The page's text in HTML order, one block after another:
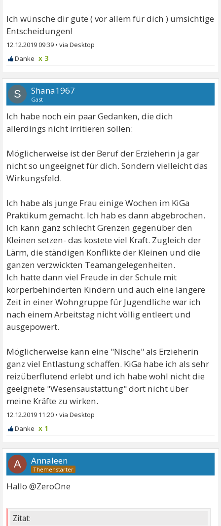
Ich wünsche dir gute ( vor allem für dich ) umsichtige
Entscheidungen!
12.12.2019 09:39 •
x 3
S Shana1967
Gast
Ich habe noch ein paar Gedanken, die dich
allerdings nicht irritieren sollen:
Möglicherweise ist der Beruf der Erzieherin ja gar
nicht so ungeeignet für dich. Sondern vielleicht das
Wirkungsfeld.
Ich habe als junge Frau einige Wochen im KiGa
Praktikum gemacht. Ich hab es dann abgebrochen.
Ich kann ganz schlecht Grenzen gegenüber den
Kleinen setzen- das kostete viel Kraft. Zugleich der
Lärm, die ständigen Konflikte der Kleinen und die
ganzen verzwickten Teamangelegenheiten.
Ich hatte dann viel Freude in der Schule mit
körperbehinderten Kindern und auch eine längere
Zeit in einer Wohngruppe für Jugendliche war ich
nach einem Arbeitstag nicht völlig entleert und
ausgepowert.
Möglicherweise kann eine "Nische" als Erzieherin
ganz viel Entlastung schaffen. KiGa habe ich als sehr
reizüberflutend erlebt und ich habe wohl nicht die
geeignete "Wesensaustattung" dort nicht über
meine Kräfte zu wirken.
12.12.2019 11:20 •
x 1
A Annaleen
Hallo @ZeroOne
Zitat: